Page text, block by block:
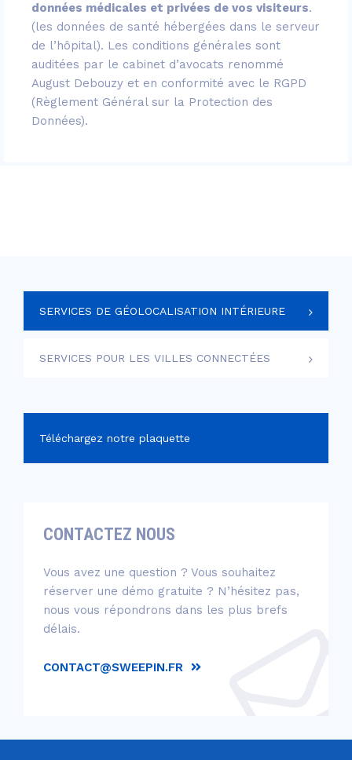
données médicales et privées de vos visiteurs.
(les données de santé hébergées dans le serveur
de l’hôpital). Les conditions générales sont
auditées par le cabinet d’avocats renommé
August Debouzy et en conformité avec le RGPD
(Règlement Général sur la Protection des
Données).
SERVICES DE GÉOLOCALISATION INTÉRIEURE
SERVICES POUR LES VILLES CONNECTÉES
Téléchargez notre plaquette
CONTACTEZ NOUS
Vous avez une question ? Vous souhaitez
réserver une démo gratuite ? N’hésitez pas,
nous vous répondrons dans les plus brefs
délais.
CONTACT@SWEEPIN.FR